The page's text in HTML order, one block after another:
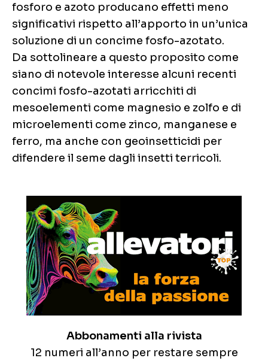
fosforo e azoto producano effetti meno
significativi rispetto all’apporto in un’unica
soluzione di un concime fosfo-azotato.
Da sottolineare a questo proposito come
siano di notevole interesse alcuni recenti
concimi fosfo-azotati arricchiti di
mesoelementi come magnesio e zolfo e di
microelementi come zinco, manganese e
ferro, ma anche con geoinsetticidi per
difendere il seme dagli insetti terricoli.
Abbonamenti alla rivista
12 numeri all’anno per restare sempre